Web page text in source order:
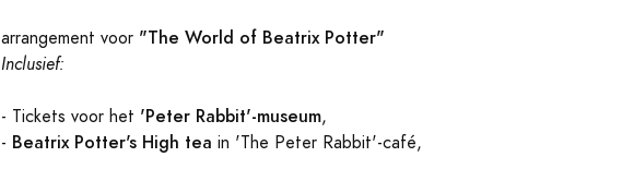
arrangement voor "The World of Beatrix Potter"
Inclusief:
- Tickets voor het 'Peter Rabbit'-museum,
- Beatrix Potter's High tea in 'The Peter Rabbit'-café,